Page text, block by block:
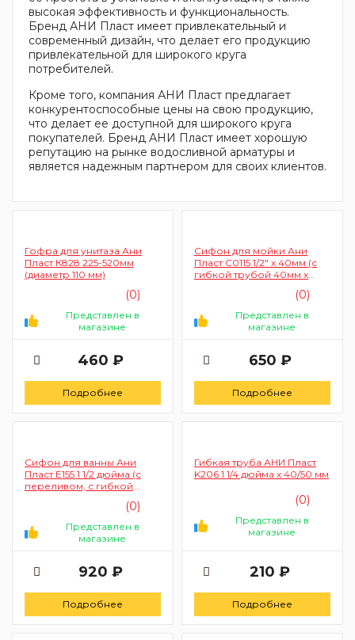
высокая эффективность и функциональность.
Бренд АНИ Пласт имеет привлекательный и
современный дизайн, что делает его продукцию
привлекательной для широкого круга
потребителей.
Кроме того, компания АНИ Пласт предлагает
конкурентоспособные цены на свою продукцию,
что делает ее доступной для широкого круга
покупателей. Бренд АНИ Пласт имеет хорошую
репутацию на рынке водосливной арматуры и
является надежным партнером для своих клиентов.
Гофра для унитаза Ани
Пласт К828 225-520мм
(диаметр 110 мм)
(0)
Представлен в
магазине
460 ₽
Подробнее
Сифон для мойки Ани
Пласт C0115 1/2" х 40мм (с
гибкой трубой 40мм х
(0)
Представлен в
магазине
650 ₽
Подробнее
Сифон для ванны Ани
Пласт Е155 1 1/2 дюйма (с
переливом, с гибкой
(0)
Представлен в
магазине
920 ₽
Подробнее
Гибкая труба АНИ Пласт
K206 1 1/4 дюйма х 40/50 мм
(0)
Представлен в
магазине
210 ₽
Подробнее